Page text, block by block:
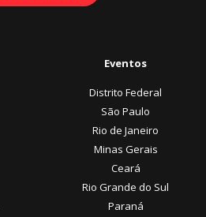
Eventos
Distrito Federal
São Paulo
Rio de Janeiro
Minas Gerais
Ceará
Rio Grande do Sul
Paraná